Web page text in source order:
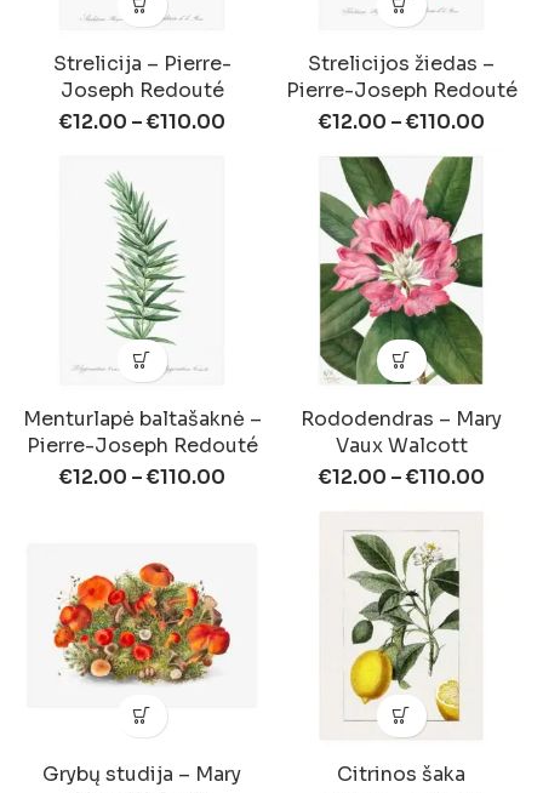
Strelicija – Pierre-
Joseph Redouté
€12.00 –€110.00
Strelicijos žiedas –
Pierre-Joseph Redouté
€12.00 –€110.00
Menturlapė baltašaknė –
Pierre-Joseph Redouté
€12.00 –€110.00
Rododendras – Mary
Vaux Walcott
€12.00 –€110.00
Grybų studija – Mary
Citrinos šaka